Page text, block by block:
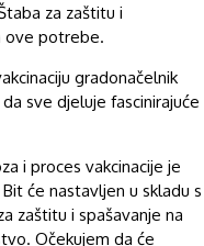
za zaštitu i
ove potrebe.
gradonačelnik
sve djeluje fascinirajuće
i proces vakcinacije je
će nastavljen u skladu s
zaštitu i spašavanje na
Očekujem da će